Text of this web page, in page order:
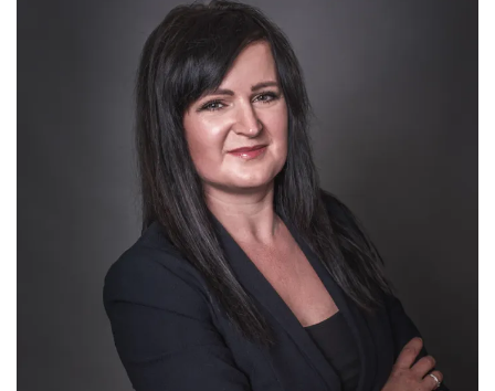
Ak Vás táto ponuka zaujala, neváhajte ma kontaktovať na tel.č.
0908 990 029 alebo mi napíšte na vargavranaiova@atomia.sk.
V cene je zahrnutá sprostredkovateľská provízia a náklady za
vypracovanie ZBZ, Kúpnej zmluvy, poplatky za overenie
podpisov u notára a kolky za návrhy na vklad do Katastra
V cene je zahrnutá sprostredkovateľská provízia a náklady za
vypracovanie ZBZ, Kúpnej zmluvy, poplatky za overenie
podpisov u notára a kolky za návrhy na vklad do Katastra
nehnuteľností.